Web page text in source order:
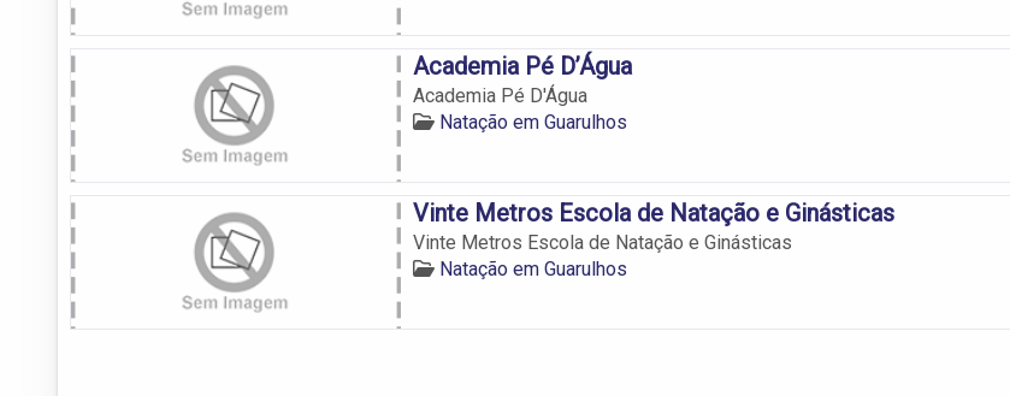
Academia Pé D’Água
Academia Pé D'Água
Natação em Guarulhos
Vinte Metros Escola de Natação e Ginásticas
Vinte Metros Escola de Natação e Ginásticas
Natação em Guarulhos